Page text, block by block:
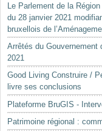
Le Parlement de la
du 28 janvier 2021
bruxellois de
Arrêtés du Gouvernement
2021
Good Living Construire /
livre ses conclusions
Plateforme BruGIS -
Patrimoine régional :